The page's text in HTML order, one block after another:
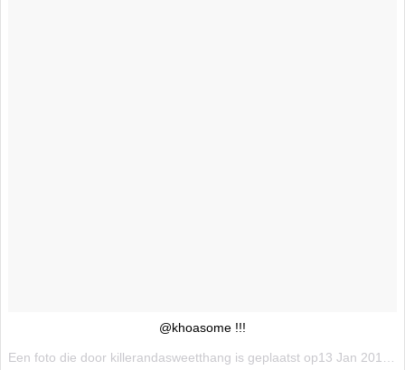
@khoasome !!!
Een foto die door killerandasweetthang is geplaatst op13 Jan 2016 om 6:59 PST